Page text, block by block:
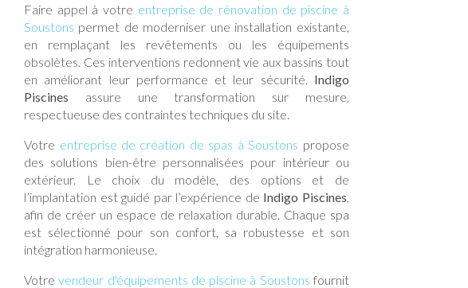
Faire appel à votre entreprise de rénovation de piscine à
Soustons permet de moderniser une installation existante,
en remplaçant les revêtements ou les équipements
obsolètes. Ces interventions redonnent vie aux bassins tout
en améliorant leur performance et leur sécurité. Indigo
Piscines assure une transformation sur mesure,
respectueuse des contraintes techniques du site.
Votre entreprise de création de spas à Soustons propose
des solutions bien-être personnalisées pour intérieur ou
extérieur. Le choix du modèle, des options et de
l’implantation est guidé par l’expérience de Indigo Piscines
afin de créer un espace de relaxation durable. Chaque spa
est sélectionné pour son confort, sa robustesse et son
intégration harmonieuse.
Votrevendeur d'équipements de piscine à Soustons fournit